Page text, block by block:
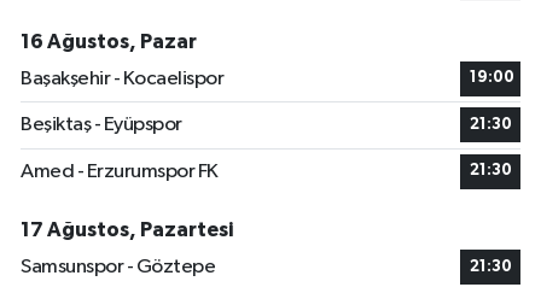
16 Ağustos, Pazar
Başakşehir - Kocaelispor
19:00
Beşiktaş - Eyüpspor 21:30
Amed - Erzurumspor FK 21:30
17 Ağustos, Pazartesi
Samsunspor - Göztepe
21:30